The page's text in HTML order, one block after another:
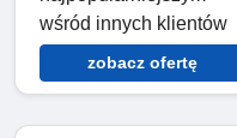
wśród innych klientów
zobacz ofertę